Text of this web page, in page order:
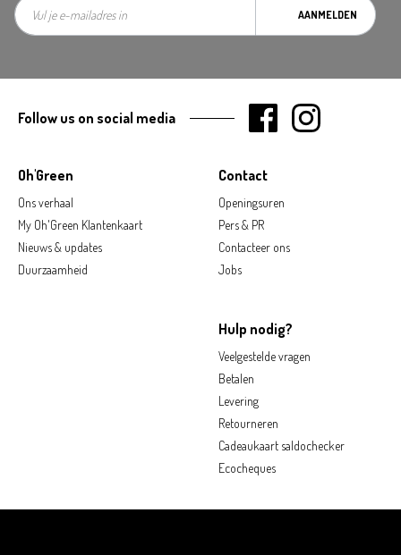
AANMELDEN
Oh'Green
Ons verhaal
My Oh'Green Klantenkaart
Nieuws & updates
Duurzaamheid
Contact
Openingsuren
Pers & PR
Contacteer ons
Jobs
Hulp nodig?
Veelgestelde vragen
Betalen
Levering
Retourneren
Cadeaukaart saldochecker
Ecocheques
Follow us on social media